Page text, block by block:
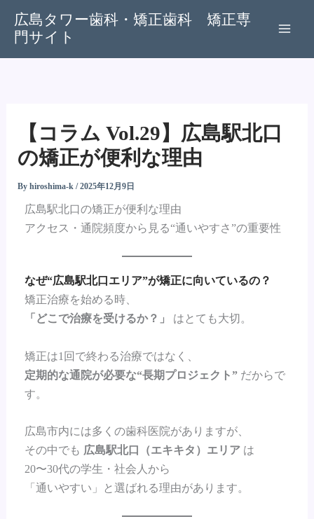
広島タワー歯科・矯正歯科 矯正専
門サイト
【コラム Vol.29】広島駅北口
の矯正が便利な理由
Byhiroshima-k/2025年12月9日
広島駅北口の矯正が便利な理由
アクセス・通院頻度から見る“通いやすさ”の重要性
なぜ“広島駅北口エリア”が矯正に向いているの？
矯正治療を始める時、
「どこで治療を受けるか？」
はとても大切。
矯正は1回で終わる治療ではなく、
定期的な通院が必要な“長期プロジェクト” だからで
す。
広島市内には多くの歯科医院がありますが、
その中でも 広島駅北口（エキキタ）エリア は
20〜30代の学生・社会人から
「通いやすい」と選ばれる理由があります。